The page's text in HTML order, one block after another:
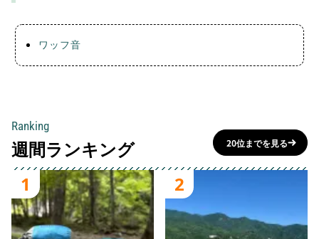
ワッフ音
Ranking
週間ランキング 20位までを見る
1 2